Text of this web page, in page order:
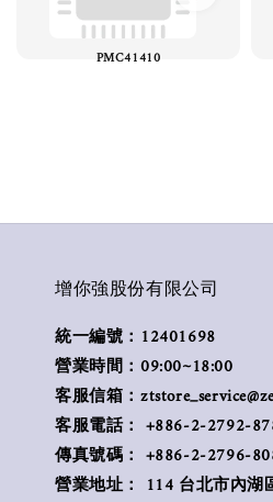
PMC41410
增你強股份有限公司
統一編號：12401698
營業時間：09:00~18:00
客服信箱：
客服電話： +886-2-2792-
傳真號碼： +886-2-2796-
營業地址： 114 台北市內湖